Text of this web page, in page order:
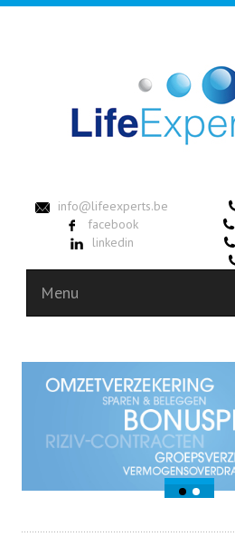
info@lifeexperts.be
facebook
linkedin
Menu